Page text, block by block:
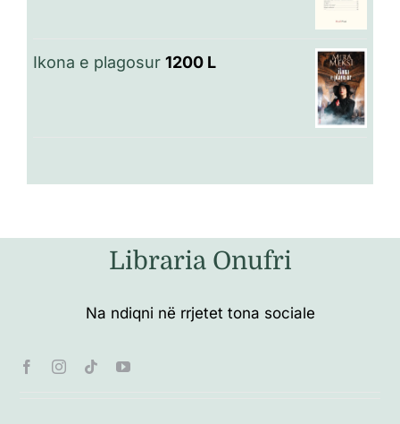
Ikona e plagosur 1200 L
Libraria Onufri
Na ndiqni në rrjetet tona sociale